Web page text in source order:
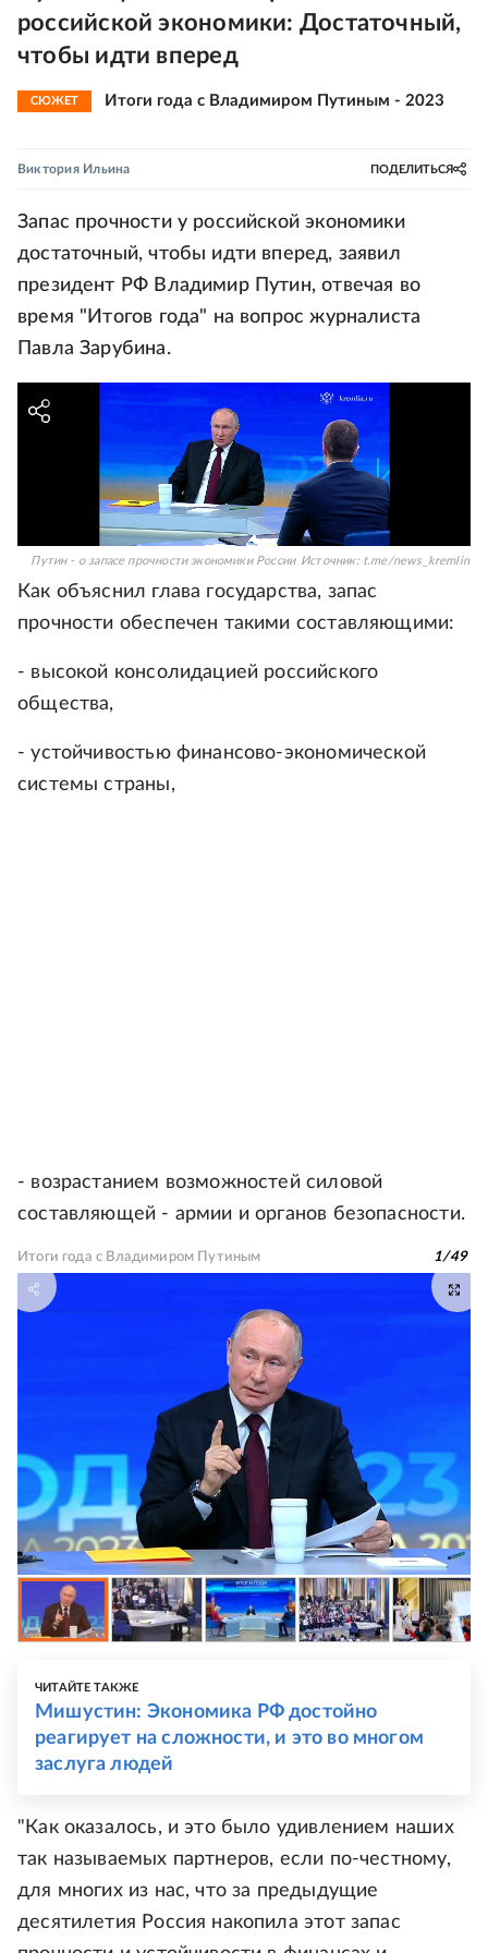
российской экономики: Достаточный,
чтобы идти вперед
СЮЖЕТ Итоги года с Владимиром Путиным - 2023
Виктория Ильина ПОДЕЛИТЬСЯ
Запас прочности у российской экономики
достаточный, чтобы идти вперед, заявил
президент РФ Владимир Путин, отвечая во
время "Итогов года" на вопрос журналиста
Павла Зарубина.
Путин - о запасе прочности экономики России Источник: t.me/news_kremlin
Как объяснил глава государства, запас
прочности обеспечен такими составляющими:
- высокой консолидацией российского
общества,
- устойчивостью финансово-экономической
системы страны,
- возрастанием возможностей силовой
составляющей - армии и органов безопасности.
Итоги года с Владимиром Путиным 1/49
ЧИТАЙТЕ ТАКЖЕ
Мишустин: Экономика РФ достойно
реагирует на сложности, и это во многом
заслуга людей
"Как оказалось, и это было удивлением наших
так называемых партнеров, если по-честному,
для многих из нас, что за предыдущие
десятилетия Россия накопила этот запас